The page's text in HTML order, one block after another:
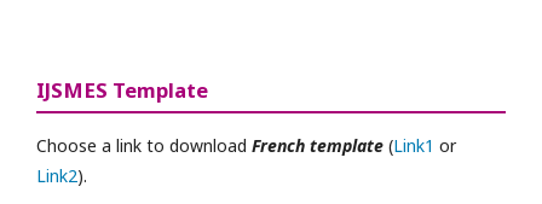
IJSMES Template
Choose a link to download French template (Link1 or
Link2).